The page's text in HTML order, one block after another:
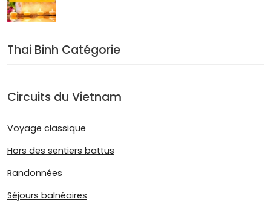
Thai Binh Catégorie
Circuits du Vietnam
Voyage classique
Hors des sentiers battus
Randonnées
Séjours balnéaires